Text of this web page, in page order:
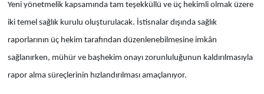
Yeni yönetmelik kapsamında tam teşekküllü ve üç hekimli olmak üzere
iki temel sağlık kurulu oluşturulacak. İstisnalar dışında sağlık
raporlarının üç hekim tarafından düzenlenebilmesine imkân
sağlanırken, mühür ve başhekim onayı zorunluluğunun kaldırılmasıyla
rapor alma süreçlerinin hızlandırılması amaçlanıyor.